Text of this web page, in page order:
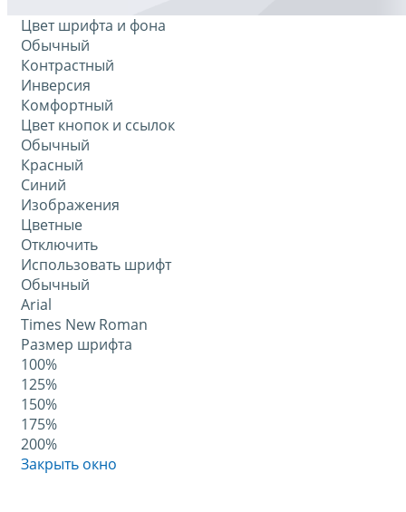
Цвет шрифта и фона
Обычный
Контрастный
Инверсия
Комфортный
Цвет кнопок и ссылок
Обычный
Красный
Синий
Изображения
Цветные
Отключить
Использовать шрифт
Обычный
Arial
Times New Roman
Размер шрифта
100%
125%
150%
175%
200%
Закрыть окно